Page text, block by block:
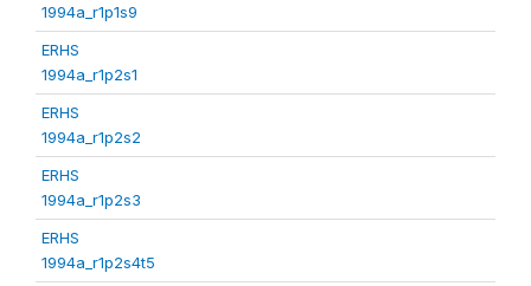
1994a_r1p1s9
ERHS
1994a_r1p2s1
ERHS
1994a_r1p2s2
ERHS
1994a_r1p2s3
ERHS
1994a_r1p2s4t5